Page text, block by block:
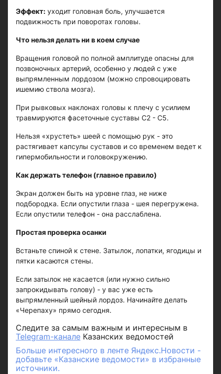
Эффект: уходит головная боль, улучшается
подвижность при поворотах головы.
Что нельзя делать ни в коем случае
Вращения головой по полной амплитуде опасны для
позвоночных артерий, особенно у людей с уже
выпрямленным лордозом (можно спровоцировать
ишемию ствола мозга).
При рывковых наклонах головы к плечу с усилием
травмируются фасеточные суставы C2 - C5.
Нельзя «хрустеть» шеей с помощью рук - это
растягивает капсулы суставов и со временем ведет к
гипермобильности и головокружению.
Как держать телефон (главное правило)
Экран должен быть на уровне глаз, не ниже
подбородка. Если опустили глаза - шея перегружена.
Если опустили телефон - она расслаблена.
Простая проверка осанки
Встаньте спиной к стене. Затылок, лопатки, ягодицы и
пятки касаются стены.
Если затылок не касается (или нужно сильно
запрокидывать голову) - у вас уже есть
выпрямленный шейный лордоз. Начинайте делать
«Черепаху» прямо сегодня.
Следите за самым важным и интересным в
Telegram-канале Казанских ведомостей
Больше интересного в ленте Яндекс.Новости -
добавьте «Казанские ведомости» в избранные
источники.